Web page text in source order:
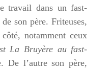
travail dans un fast-
son père. Friteuses,
notamment ceux
La Bruyère au fast-
l’autre son père,